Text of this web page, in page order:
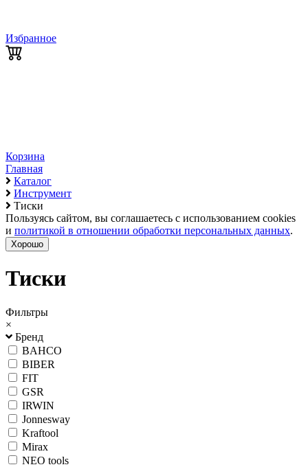
Избранное
Корзина
Главная
Каталог
Инструмент
Тиски
Пользуясь сайтом, вы соглашаетесь с использованием cookies
и политикой в отношении обработки персональных данных.
Хорошо
Тиски
Фильтры
×
Бренд
BAHCO
BIBER
FIT
GSR
IRWIN
Jonnesway
Kraftool
Mirax
NEO tools